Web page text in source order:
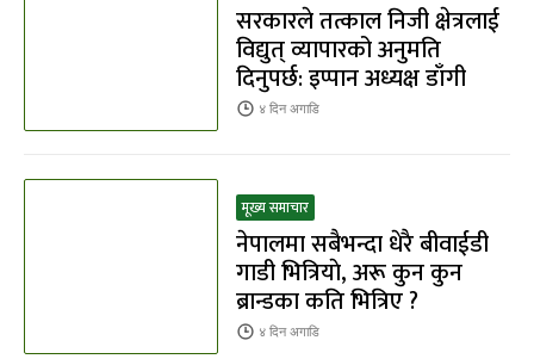
सरकारले तत्काल निजी क्षेत्रलाई
विद्युत् व्यापारको अनुमति
दिनुपर्छ: इप्पान अध्यक्ष डाँगी
४ दिनअगाडि
मूख्य समाचार
नेपालमा सबैभन्दा धेरै बीवाईडी
गाडी भित्रियाे, अरू कुन कुन
ब्रान्डका कति भित्रिए ?
४ दिनअगाडि